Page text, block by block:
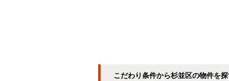
こだわり条件から杉並区の物件を